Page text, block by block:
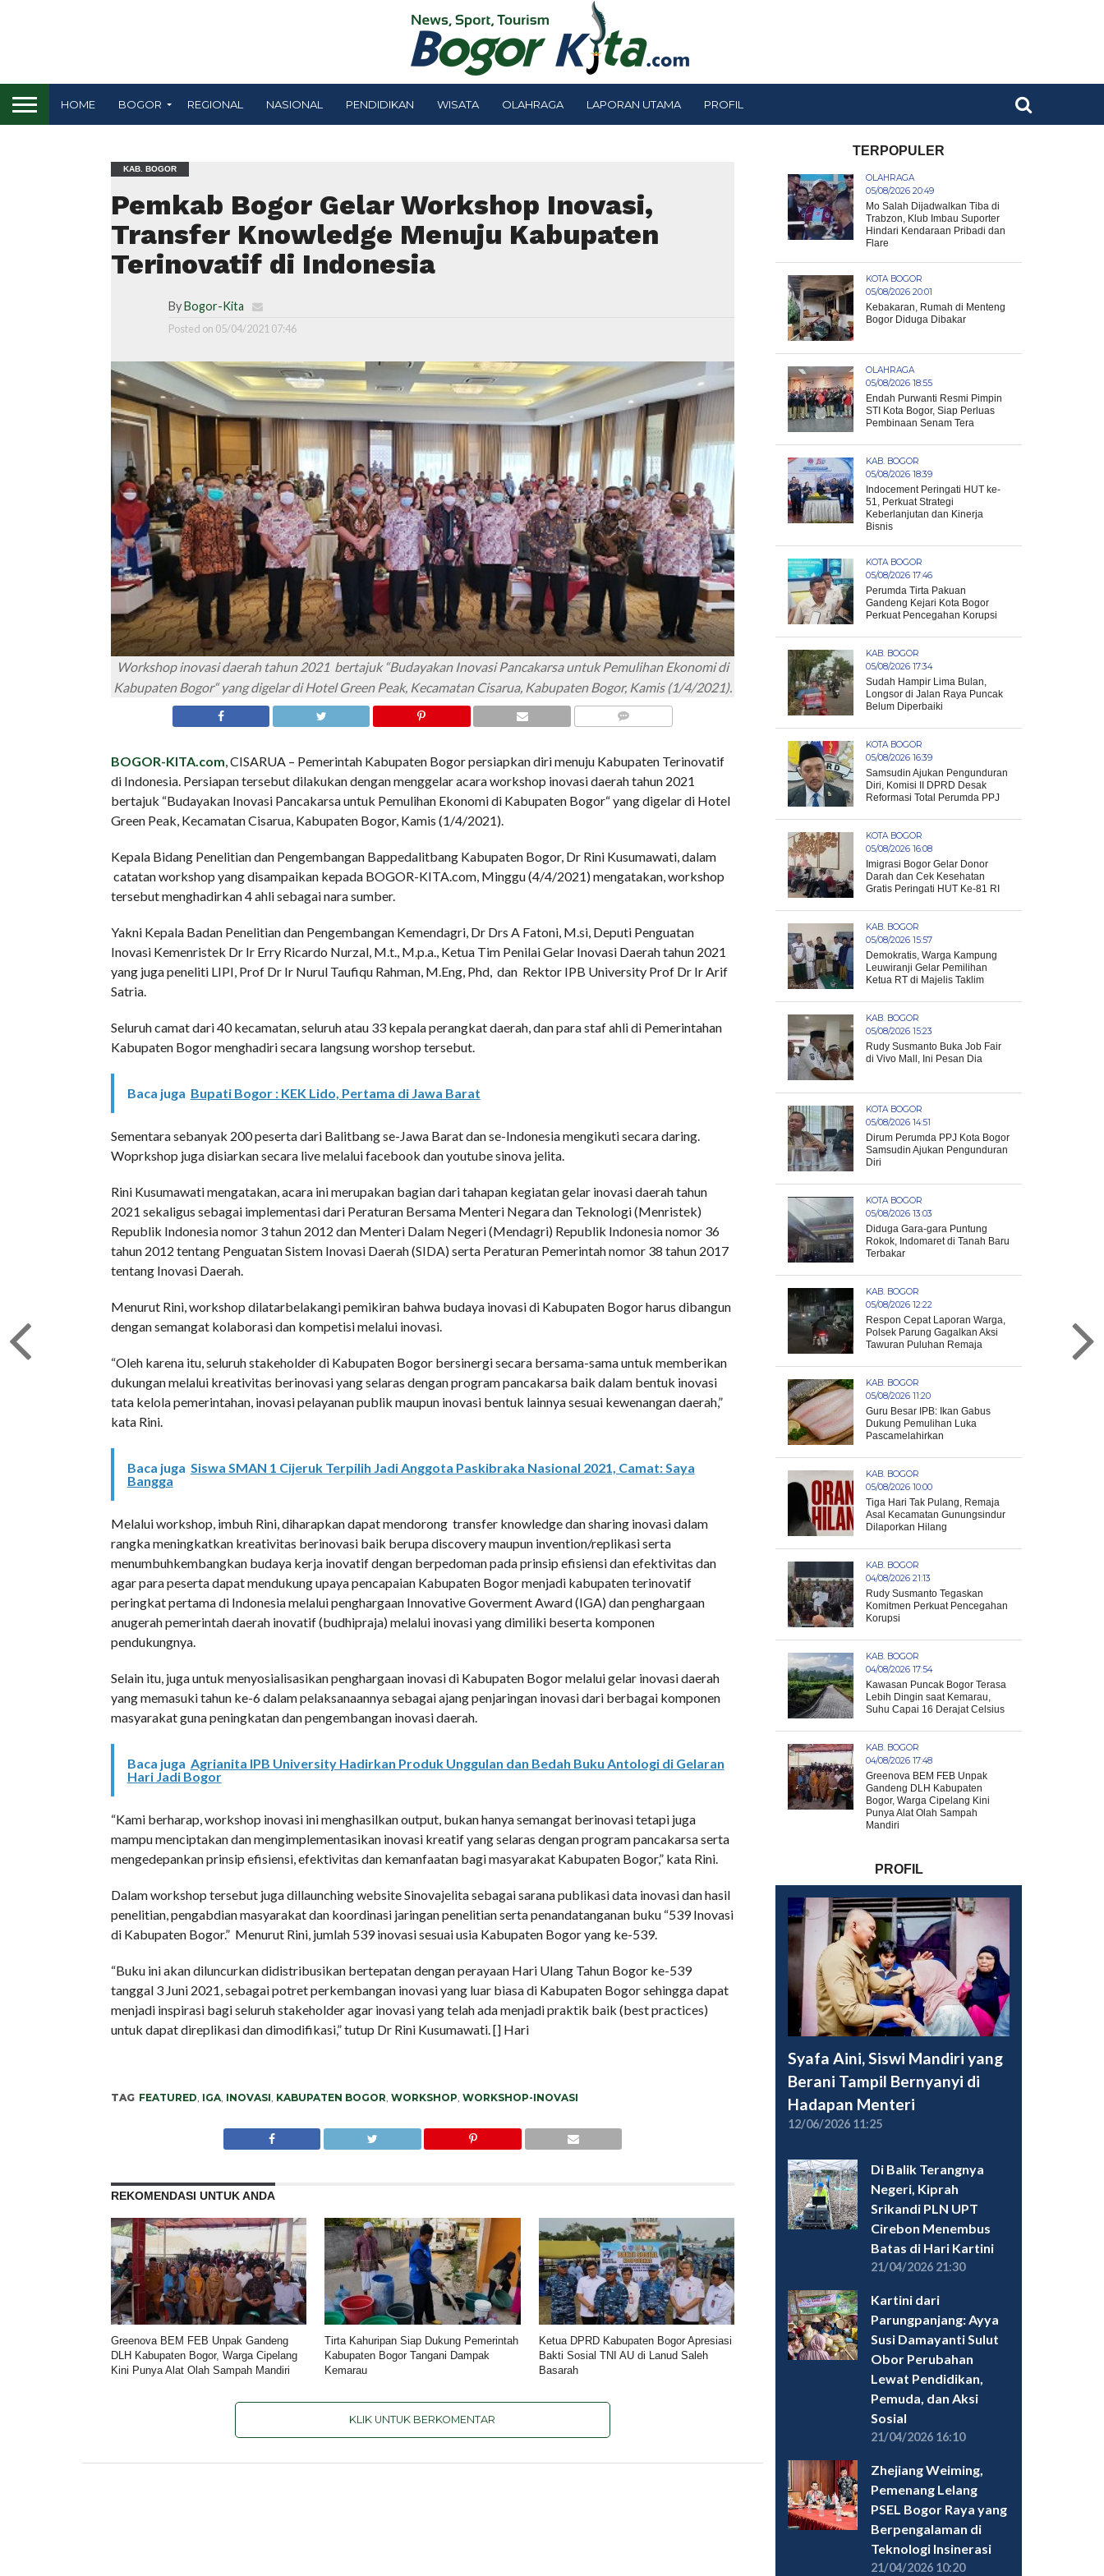
HOME BOGOR REGIONAL NASIONAL PENDIDIKAN WISATA OLAHRAGA LAPORAN UTAMA PROFIL
KAB. BOGOR
Pemkab Bogor Gelar Workshop Inovasi,
Transfer Knowledge Menuju Kabupaten
Terinovatif di Indonesia
ByBogor-Kita
Posted on 05/04/2021 07:46
Workshop inovasi daerah tahun 2021 bertajuk “Budayakan Inovasi Pancakarsa untuk Pemulihan Ekonomi di
Kabupaten Bogor“ yang digelar di Hotel Green Peak, Kecamatan Cisarua, Kabupaten Bogor, Kamis (1/4/2021).
BOGOR-KITA.com , CISARUA – Pemerintah Kabupaten Bogor persiapkan diri menuju Kabupaten Terinovatif
di Indonesia. Persiapan tersebut dilakukan dengan menggelar acara workshop inovasi daerah tahun 2021
bertajuk “Budayakan Inovasi Pancakarsa untuk Pemulihan Ekonomi di Kabupaten Bogor“ yang digelar di Hotel
Green Peak, Kecamatan Cisarua, Kabupaten Bogor, Kamis (1/4/2021).
Kepala Bidang Penelitian dan Pengembangan Bappedalitbang Kabupaten Bogor, Dr Rini Kusumawati, dalam
catatan workshop yang disampaikan kepada BOGOR-KITA.com, Minggu (4/4/2021) mengatakan, workshop
tersebut menghadirkan 4 ahli sebagai nara sumber.
Yakni Kepala Badan Penelitian dan Pengembangan Kemendagri, Dr Drs A Fatoni, M.si, Deputi Penguatan
Inovasi Kemenristek Dr Ir Erry Ricardo Nurzal, M.t., M.p.a., Ketua Tim Penilai Gelar Inovasi Daerah tahun 2021
yang juga peneliti LIPI, Prof Dr Ir Nurul Taufiqu Rahman, M.Eng, Phd, dan Rektor IPB University Prof Dr Ir Arif
Satria.
Seluruh camat dari 40 kecamatan, seluruh atau 33 kepala perangkat daerah, dan para staf ahli di Pemerintahan
Kabupaten Bogor menghadiri secara langsung worshop tersebut.
Baca juga Bupati Bogor : KEK Lido, Pertama di Jawa Barat
Sementara sebanyak 200 peserta dari Balitbang se-Jawa Barat dan se-Indonesia mengikuti secara daring.
Woprkshop juga disiarkan secara live melalui facebook dan youtube sinova jelita.
Rini Kusumawati mengatakan, acara ini merupakan bagian dari tahapan kegiatan gelar inovasi daerah tahun
2021 sekaligus sebagai implementasi dari Peraturan Bersama Menteri Negara dan Teknologi (Menristek)
Republik Indonesia nomor 3 tahun 2012 dan Menteri Dalam Negeri (Mendagri) Republik Indonesia nomor 36
tahun 2012 tentang Penguatan Sistem Inovasi Daerah (SIDA) serta Peraturan Pemerintah nomor 38 tahun 2017
tentang Inovasi Daerah.
Menurut Rini, workshop dilatarbelakangi pemikiran bahwa budaya inovasi di Kabupaten Bogor harus dibangun
dengan semangat kolaborasi dan kompetisi melalui inovasi.
“Oleh karena itu, seluruh stakeholder di Kabupaten Bogor bersinergi secara bersama-sama untuk memberikan
dukungan melalui kreativitas berinovasi yang selaras dengan program pancakarsa baik dalam bentuk inovasi
tata kelola pemerintahan, inovasi pelayanan publik maupun inovasi bentuk lainnya sesuai kewenangan daerah,”
kata Rini.
Baca juga Siswa SMAN 1 Cijeruk Terpilih Jadi Anggota Paskibraka Nasional 2021, Camat: Saya
Bangga
Melalui workshop, imbuh Rini, diharapkan dapat mendorong transfer knowledge dan sharing inovasi dalam
rangka meningkatkan kreativitas berinovasi baik berupa discovery maupun invention/replikasi serta
menumbuhkembangkan budaya kerja inovatif dengan berpedoman pada prinsip efisiensi dan efektivitas dan
agar para peserta dapat mendukung upaya pencapaian Kabupaten Bogor menjadi kabupaten terinovatif
peringkat pertama di Indonesia melalui penghargaan Innovative Goverment Award (IGA) dan penghargaan
anugerah pemerintah daerah inovatif (budhipraja) melalui inovasi yang dimiliki beserta komponen
pendukungnya.
Selain itu, juga untuk menyosialisasikan penghargaan inovasi di Kabupaten Bogor melalui gelar inovasi daerah
yang memasuki tahun ke-6 dalam pelaksanaannya sebagai ajang penjaringan inovasi dari berbagai komponen
masyarakat guna peningkatan dan pengembangan inovasi daerah.
Baca juga Agrianita IPB University Hadirkan Produk Unggulan dan Bedah Buku Antologi di Gelaran
Hari Jadi Bogor
“Kami berharap, workshop inovasi ini menghasilkan output, bukan hanya semangat berinovasi tetapi juga
mampu menciptakan dan mengimplementasikan inovasi kreatif yang selaras dengan program pancakarsa serta
mengedepankan prinsip efisiensi, efektivitas dan kemanfaatan bagi masyarakat Kabupaten Bogor,” kata Rini.
Dalam workshop tersebut juga dillaunching website Sinovajelita sebagai sarana publikasi data inovasi dan hasil
penelitian, pengabdian masyarakat dan koordinasi jaringan penelitian serta penandatanganan buku “539 Inovasi
di Kabupaten Bogor.” Menurut Rini, jumlah 539 inovasi sesuai usia Kabupaten Bogor yang ke-539.
“Buku ini akan diluncurkan didistribusikan bertepatan dengan perayaan Hari Ulang Tahun Bogor ke-539
tanggal 3 Juni 2021, sebagai potret perkembangan inovasi yang luar biasa di Kabupaten Bogor sehingga dapat
menjadi inspirasi bagi seluruh stakeholder agar inovasi yang telah ada menjadi praktik baik (best practices)
untuk dapat direplikasi dan dimodifikasi,” tutup Dr Rini Kusumawati. [] Hari
TAG FEATURED IGA, INOVASI KABUPATEN BOGOR WORKSHOP WORKSHOP-INOVASI
REKOMENDASI UNTUK ANDA
Greenova BEM FEB Unpak Gandeng
DLH Kabupaten Bogor, Warga Cipelang
Kini Punya Alat Olah Sampah Mandiri
Tirta Kahuripan Siap Dukung Pemerintah
Kabupaten Bogor Tangani Dampak
Kemarau
Ketua DPRD Kabupaten Bogor Apresiasi
Bakti Sosial TNI AU di Lanud Saleh
Basarah
KLIK UNTUK BERKOMENTAR
TERPOPULER
OLAHRAGA
05/08/2026 20:49
Mo Salah Dijadwalkan Tiba di
Trabzon, Klub Imbau Suporter
Hindari Kendaraan Pribadi dan
Flare
KOTA BOGOR
05/08/2026 20:01
Kebakaran, Rumah di Menteng
Bogor Diduga Dibakar
OLAHRAGA
05/08/2026 18:55
Endah Purwanti Resmi Pimpin
STI Kota Bogor, Siap Perluas
Pembinaan Senam Tera
KAB. BOGOR
05/08/2026 18:39
Indocement Peringati HUT ke-
51, Perkuat Strategi
Keberlanjutan dan Kinerja
Bisnis
KOTA BOGOR
05/08/2026 17:46
Perumda Tirta Pakuan
Gandeng Kejari Kota Bogor
Perkuat Pencegahan Korupsi
KAB. BOGOR
05/08/2026 17:34
Sudah Hampir Lima Bulan,
Longsor di Jalan Raya Puncak
Belum Diperbaiki
KOTA BOGOR
05/08/2026 16:39
Samsudin Ajukan Pengunduran
Diri, Komisi II DPRD Desak
Reformasi Total Perumda PPJ
KOTA BOGOR
05/08/2026 16:08
Imigrasi Bogor Gelar Donor
Darah dan Cek Kesehatan
Gratis Peringati HUT Ke-81 RI
KAB. BOGOR
05/08/2026 15:57
Demokratis, Warga Kampung
Leuwiranji Gelar Pemilihan
Ketua RT di Majelis Taklim
KAB. BOGOR
05/08/2026 15:23
Rudy Susmanto Buka Job Fair
di Vivo Mall, Ini Pesan Dia
KOTA BOGOR
05/08/2026 14:51
Dirum Perumda PPJ Kota Bogor
Samsudin Ajukan Pengunduran
Diri
KOTA BOGOR
05/08/2026 13:03
Diduga Gara-gara Puntung
Rokok, Indomaret di Tanah Baru
Terbakar
KAB. BOGOR
05/08/2026 12:22
Respon Cepat Laporan Warga,
Polsek Parung Gagalkan Aksi
Tawuran Puluhan Remaja
KAB. BOGOR
05/08/2026 11:20
Guru Besar IPB: Ikan Gabus
Dukung Pemulihan Luka
Pascamelahirkan
KAB. BOGOR
05/08/2026 10:00
Tiga Hari Tak Pulang, Remaja
Asal Kecamatan Gunungsindur
Dilaporkan Hilang
KAB. BOGOR
04/08/2026 21:13
Rudy Susmanto Tegaskan
Komitmen Perkuat Pencegahan
Korupsi
KAB. BOGOR
04/08/2026 17:54
Kawasan Puncak Bogor Terasa
Lebih Dingin saat Kemarau,
Suhu Capai 16 Derajat Celsius
KAB. BOGOR
04/08/2026 17:48
Greenova BEM FEB Unpak
Gandeng DLH Kabupaten
Bogor, Warga Cipelang Kini
Punya Alat Olah Sampah
Mandiri
PROFIL
Syafa Aini, Siswi Mandiri yang
Berani Tampil Bernyanyi di
Hadapan Menteri
12/06/2026 11:25
Di Balik Terangnya
Negeri, Kiprah
Srikandi PLN UPT
Cirebon Menembus
Batas di Hari Kartini
21/04/2026 21:30
Kartini dari
Parungpanjang: Ayya
Susi Damayanti Sulut
Obor Perubahan
Lewat Pendidikan,
Pemuda, dan Aksi
Sosial
21/04/2026 16:10
Zhejiang Weiming,
Pemenang Lelang
PSEL Bogor Raya yang
Berpengalaman di
Teknologi Insinerasi
21/04/2026 10:20